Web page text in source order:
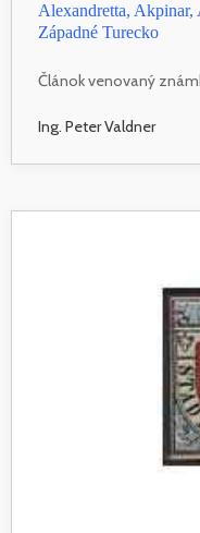
Alexandretta,
Západné Turecko
Článok venovaný
Ing. Peter Valdner